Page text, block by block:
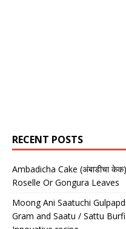
RECENT POSTS
Ambadicha Cake (अंबाडीचा
Roselle Or Gongura Leaves
Moong Ani Saatuchi Gulpapdi
Gram and Saatu / Sattu